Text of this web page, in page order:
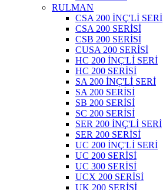
RULMAN
CSA 200 İNÇ'Lİ SERİ
CSA 200 SERİSİ
CSB 200 SERİSİ
CUSA 200 SERİSİ
HC 200 İNÇ'Lİ SERİ
HC 200 SERİSİ
SA 200 İNÇ'Lİ SERİ
SA 200 SERİSİ
SB 200 SERİSİ
SC 200 SERİSİ
SER 200 İNÇ'Lİ SERİ
SER 200 SERİSİ
UC 200 İNÇ'Lİ SERİ
UC 200 SERİSİ
UC 300 SERİSİ
UCX 200 SERİSİ
UK 200 SERİSİ